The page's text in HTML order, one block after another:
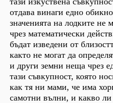
отдава винаги едно
значенията на лодките не
чрез математически
бъдат изведени от
както не могат да
и други земни неща чрез
тази съвкупност, която
как тя ни мами, че има
самотни вълни, и какво